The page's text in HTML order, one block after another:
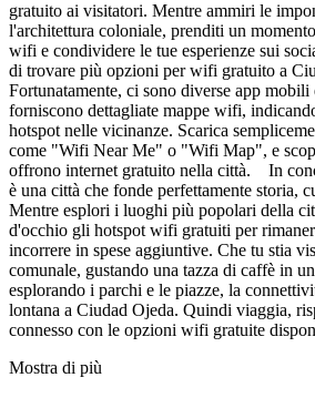
gratuito ai visitatori. Mentre ammiri le
l'architettura coloniale, prenditi un
wifi e condividere le tue esperienze sui
di trovare più opzioni per wifi gratuito a
Fortunatamente, ci sono diverse app
forniscono dettagliate mappe wifi,
hotspot nelle vicinanze. Scarica
come "Wifi Near Me" o "Wifi Map", e
offrono internet gratuito nella città. In
è una città che fonde perfettamente storia,
Mentre esplori i luoghi più popolari della
d'occhio gli hotspot wifi gratuiti per
incorrere in spese aggiuntive. Che tu stia
comunale, gustando una tazza di caffè in
esplorando i parchi e le piazze, la
lontana a Ciudad Ojeda. Quindi viaggia,
connesso con le opzioni wifi gratuite
Mostra di più